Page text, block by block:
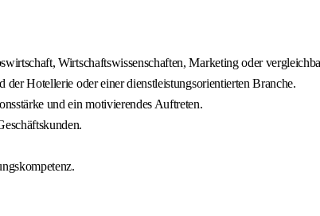
Wirtschaftswissenschaften, Marketing oder
Hotellerie oder einer dienstleistungsorientierten Branche.
und ein motivierendes Auftreten.